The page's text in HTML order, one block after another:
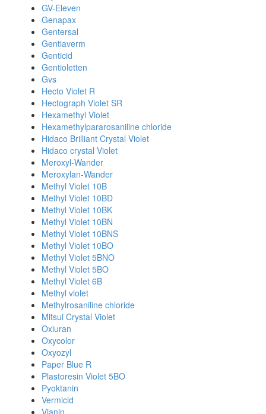
GV-Eleven
Genapax
Gentersal
Gentiaverm
Genticid
Gentioletten
Gvs
Hecto Violet R
Hectograph Violet SR
Hexamethyl Violet
Hexamethylpararosaniline chloride
Hidaco Brilliant Crystal Violet
Hidaco crystal Violet
Meroxyl-Wander
Meroxylan-Wander
Methyl Violet 10B
Methyl Violet 10BD
Methyl Violet 10BK
Methyl Violet 10BN
Methyl Violet 10BNS
Methyl Violet 10BO
Methyl Violet 5BNO
Methyl Violet 5BO
Methyl Violet 6B
Methyl violet
Methylrosaniline chloride
Mitsui Crystal Violet
Oxiuran
Oxycolor
Oxyozyl
Paper Blue R
Plastoresin Violet 5BO
Pyoktanin
Vermicid
Vianin